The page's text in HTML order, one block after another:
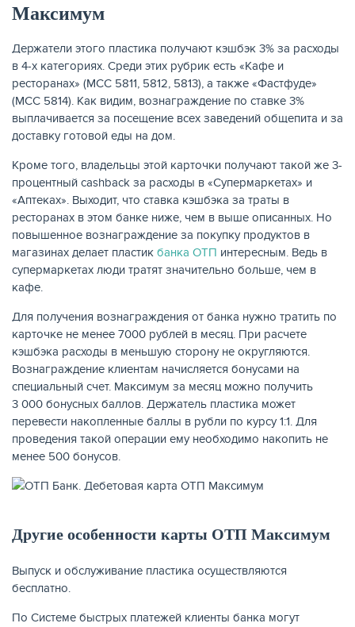
Максимум
Держатели этого пластика получают кэшбэк 3% за расходы
в 4-х категориях. Среди этих рубрик есть «Кафе и
ресторанах» (МСС 5811, 5812, 5813), а также «Фастфуде»
(МСС 5814). Как видим, вознаграждение по ставке 3%
выплачивается за посещение всех заведений общепита и за
доставку готовой еды на дом.
Кроме того, владельцы этой карточки получают такой же 3-
процентный cashback за расходы в «Супермаркетах» и
«Аптеках». Выходит, что ставка кэшбэка за траты в
ресторанах в этом банке ниже, чем в выше описанных. Но
повышенное вознаграждение за покупку продуктов в
магазинах делает пластик банка ОТП интересным. Ведь в
супермаркетах люди тратят значительно больше, чем в
кафе.
Для получения вознаграждения от банка нужно тратить по
карточке не менее 7000 рублей в месяц. При расчете
кэшбэка расходы в меньшую сторону не округляются.
Вознаграждение клиентам начисляется бонусами на
специальный счет. Максимум за месяц можно получить
3 000 бонусных баллов. Держатель пластика может
перевести накопленные баллы в рубли по курсу 1:1. Для
проведения такой операции ему необходимо накопить не
менее 500 бонусов.
Другие особенности карты ОТП Максимум
Выпуск и обслуживание пластика осуществляются
бесплатно.
По Системе быстрых платежей клиенты банка могут